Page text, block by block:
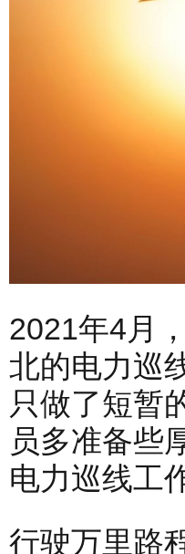
2021年4月
北的电力巡
只做了短暂
员多准备些
电力巡线工
行驶万里路